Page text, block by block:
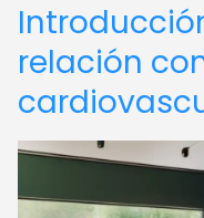
relación